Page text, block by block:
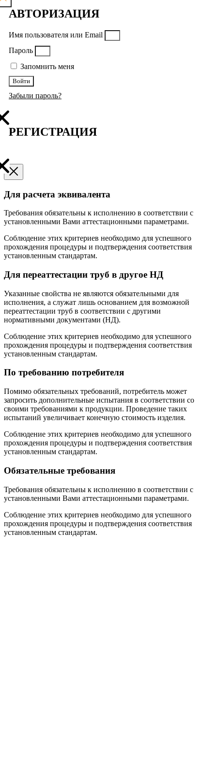
АВТОРИЗАЦИЯ
Имя пользователя или Email
Пароль
Запомнить меня
Войти
Забыли пароль?
РЕГИСТРАЦИЯ
Для расчета эквивалента
Требования обязательны к исполнению в соответствии с
установленными Вами аттестационными параметрами.
Соблюдение этих критериев необходимо для успешного
прохождения процедуры и подтверждения соответствия
установленным стандартам.
Для переаттестации труб в другое НД
Указанные свойства не являются обязательными для
исполнения, а служат лишь основанием для возможной
переаттестации труб в соответствии с другими
нормативными документами (НД).
Соблюдение этих критериев необходимо для успешного
прохождения процедуры и подтверждения соответствия
установленным стандартам.
По требованию потребителя
Помимо обязательных требований, потребитель может
запросить дополнительные испытания в соответствии со
своими требованиями к продукции. Проведение таких
испытаний увеличивает конечную стоимость изделия.
Соблюдение этих критериев необходимо для успешного
прохождения процедуры и подтверждения соответствия
установленным стандартам.
Обязательные требования
Требования обязательны к исполнению в соответствии с
установленными Вами аттестационными параметрами.
Соблюдение этих критериев необходимо для успешного
прохождения процедуры и подтверждения соответствия
установленным стандартам.